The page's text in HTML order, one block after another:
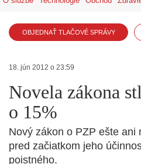
OBJEDNAŤ TLAČOVÉ SPRÁVY
18. jún 2012 o 23:59
Novela zákona
o 15%
Nový zákon o PZP ešte
pred začiatkom jeho
poistného.